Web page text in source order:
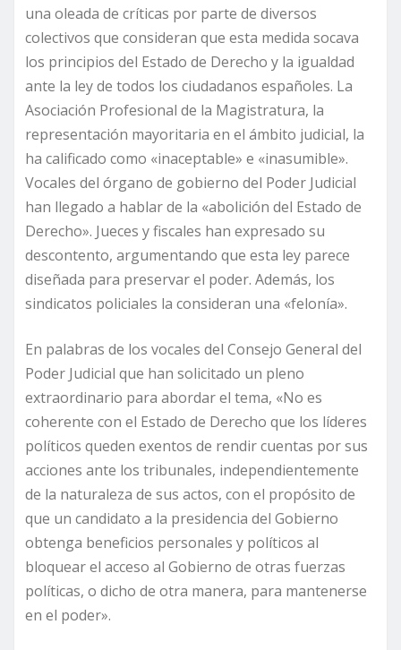
una oleada de críticas por parte de diversos
colectivos que consideran que esta medida socava
los principios del Estado de Derecho y la igualdad
ante la ley de todos los ciudadanos españoles. La
Asociación Profesional de la Magistratura, la
representación mayoritaria en el ámbito judicial, la
ha calificado como «inaceptable» e «inasumible».
Vocales del órgano de gobierno del Poder Judicial
han llegado a hablar de la «abolición del Estado de
Derecho». Jueces y fiscales han expresado su
descontento, argumentando que esta ley parece
diseñada para preservar el poder. Además, los
sindicatos policiales la consideran una «felonía».
En palabras de los vocales del Consejo General del
Poder Judicial que han solicitado un pleno
extraordinario para abordar el tema, «No es
coherente con el Estado de Derecho que los líderes
políticos queden exentos de rendir cuentas por sus
acciones ante los tribunales, independientemente
de la naturaleza de sus actos, con el propósito de
que un candidato a la presidencia del Gobierno
obtenga beneficios personales y políticos al
bloquear el acceso al Gobierno de otras fuerzas
políticas, o dicho de otra manera, para mantenerse
en el poder».